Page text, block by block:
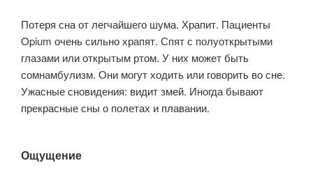
Потеря сна от легчайшего шума. Храпит. Пациенты
Opium очень сильно храпят. Спят с полуоткрытыми
глазами или открытым ртом. У них может быть
сомнамбулизм. Они могут ходить или говорить во сне.
Ужасные сновидения: видит змей. Иногда бывают
прекрасные сны о полетах и плавании.
Ощущение